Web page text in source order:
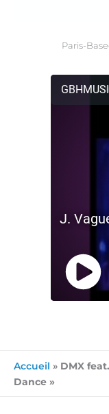
Paris-
Accueil » DMX
Dance »